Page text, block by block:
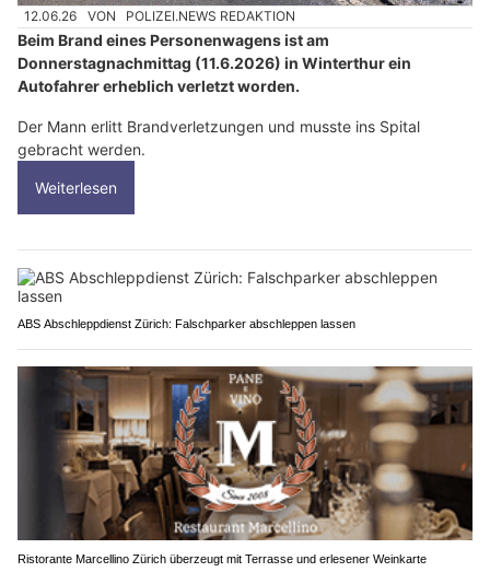
12.06.26 VON POLIZEI.NEWS REDAKTION
Beim Brand eines Personenwagens ist am
Donnerstagnachmittag (11.6.2026) in Winterthur ein
Autofahrer erheblich verletzt worden.
Der Mann erlitt Brandverletzungen und musste ins Spital
gebracht werden.
Weiterlesen
ABS Abschleppdienst Zürich: Falschparker abschleppen lassen
Ristorante Marcellino Zürich überzeugt mit Terrasse und erlesener Weinkarte